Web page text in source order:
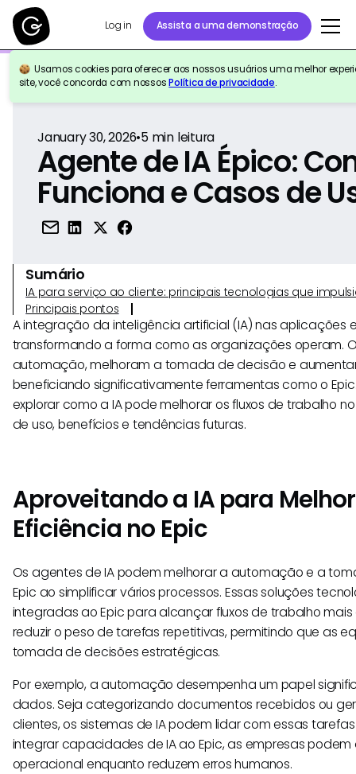
Log in Assista a uma demonstração
Usamos cookies para oferecer aos nossos usuários uma melhor
site, você concorda com nossosPolítica de privacidade.
Voltar para a referência
January 30, 2026•5min leitura
Agente de IA Épico:
Funciona e Casos de
Sumário
IA para serviço ao cliente: principais tecnologias que
Principais pontos
A integração da inteligência artificial (IA) nas aplicações
transformando a forma como as organizações operam.
automação, melhoram a tomada de decisão e
beneficiando significativamente ferramentas como o
explorar como a IA pode melhorar os fluxos de trabalho
de uso, benefícios e tendências futuras.
Aproveitando a IA para
Eficiência no Epic
Os agentes de IA podem melhorar a automação e a
Epic ao simplificar vários processos. Essas soluções
integradas ao Epic para alcançar fluxos de trabalho mais
reduzir o peso de tarefas repetitivas, permitindo que as
tomada de decisões estratégicas.
Por exemplo, a automação desempenha um papel
dados. Seja categorizando documentos recebidos ou
clientes, os sistemas de IA podem lidar com essas
integrar capacidades de IA ao Epic, as empresas
operacional enquanto reduzem erros humanos.